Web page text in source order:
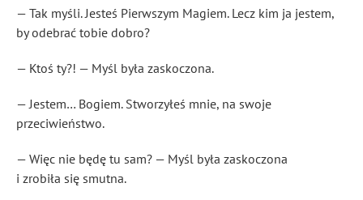
— Tak myśli. Jesteś Pierwszym Magiem. Lecz kim ja jestem,
by odebrać tobie dobro?
— Ktoś ty?! — Myśl była zaskoczona.
— Jestem… Bogiem. Stworzyłeś mnie, na swoje
przeciwieństwo.
— Więc nie będę tu sam? — Myśl była zaskoczona
i zrobiła się smutna.